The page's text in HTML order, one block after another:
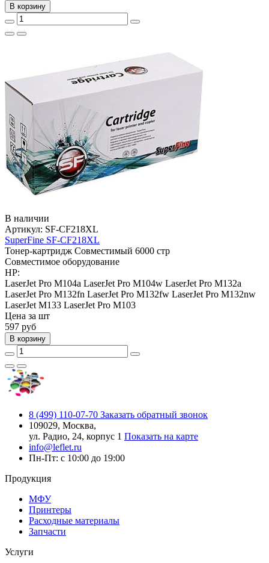
В корзину
В наличии
Артикул: SF-CF218XL
SuperFine SF-CF218XL
Тонер-картридж Совместимый 6000 стр
Совместимое оборудование
HP:
LaserJet Pro M104a LaserJet Pro M104w LaserJet Pro M132a
LaserJet Pro M132fn LaserJet Pro M132fw LaserJet Pro M132nw
LaserJet M133 LaserJet Pro M103
Цена за шт
597 руб
В корзину
8 (499) 110-07-70 Заказать обратный звонок
109029, Москва,
ул. Радио, 24, корпус 1 Показать на карте
info@leflet.ru
Пн-Пт: с 10:00 до 19:00
Продукция
МФУ
Принтеры
Расходные материалы
Запчасти
Услуги